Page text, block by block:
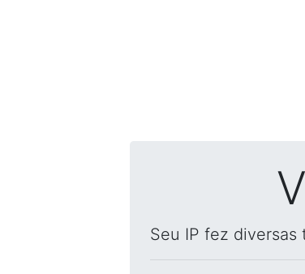
Seu IP fez